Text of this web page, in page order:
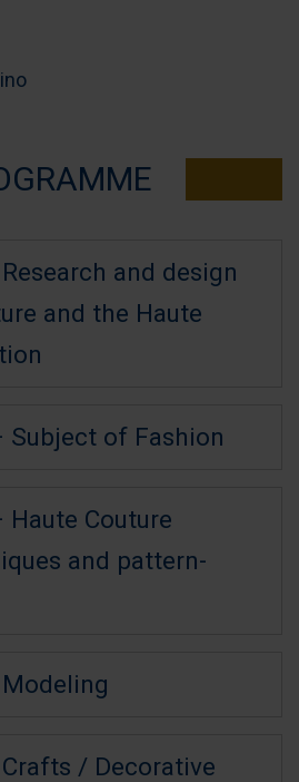
i quali potrebbero combinarle
dei loro servizi.
and design
and the Haute
Subject of Fashion
Haute Couture
and pattern-
/ Decorative